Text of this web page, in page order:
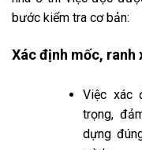
bước kiểm tra cơ bản:
Xác định mốc, ranh
Việc xác
trọng,
dựng